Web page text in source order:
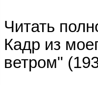
Читать
Кадр из
ветром"